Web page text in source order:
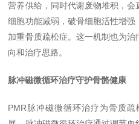
营养供给，同时代谢废物堆积，
细胞功能减弱，破骨细胞活性增
加重骨质疏松症。这一机制也为
向和治疗思路。
脉冲磁微循环治疗守护骨骼健康
PMR 脉冲磁微循环治疗为骨质